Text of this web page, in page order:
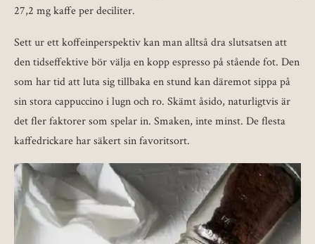
27,2 mg kaffe per deciliter.
Sett ur ett koffeinperspektiv kan man alltså dra slutsatsen att
den tidseffektive bör välja en kopp espresso på stående fot. Den
som har tid att luta sig tillbaka en stund kan däremot sippa på
sin stora cappuccino i lugn och ro. Skämt åsido, naturligtvis är
det fler faktorer som spelar in. Smaken, inte minst. De flesta
kaffedrickare har säkert sin favoritsort.